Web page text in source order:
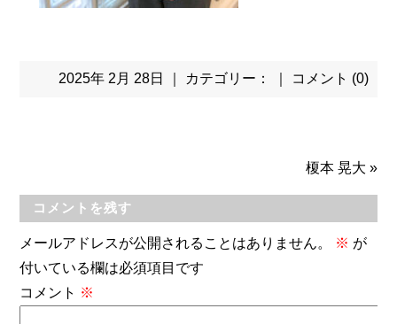
2025年 2月 28日 ｜ カテゴリー： ｜ コメント (0)
榎本 晃大 »
コメントを残す
メールアドレスが公開されることはありません。 ※ が
付いている欄は必須項目です
コメント ※